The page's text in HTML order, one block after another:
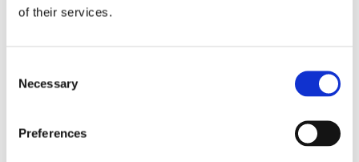
of their services.
Selection
Necessary
Preferences
LED-extraljusramp: 2 st Vision X PX1810,
Black Edition
stadigt montage i krockbalk